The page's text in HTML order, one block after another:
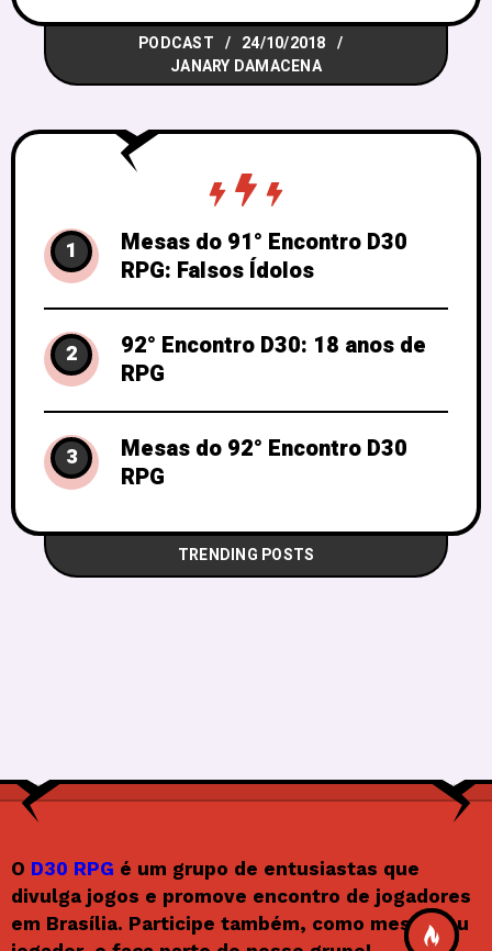
candango. Pois bem, acreditamos ainda
mais em dar voz às pessoas para que
elas falem
PODCAST
24/10/2018
JANARY DAMACENA
1
Mesas do 91° Encontro D30
RPG: Falsos Ídolos
2
92° Encontro D30: 18 anos de
RPG
3
Mesas do 92° Encontro D30
RPG
TRENDING POSTS
O D30 RPG é um grupo de entusiastas que
divulga jogos e promove encontro de jogadores
em Brasília. Participe também, como mestre ou